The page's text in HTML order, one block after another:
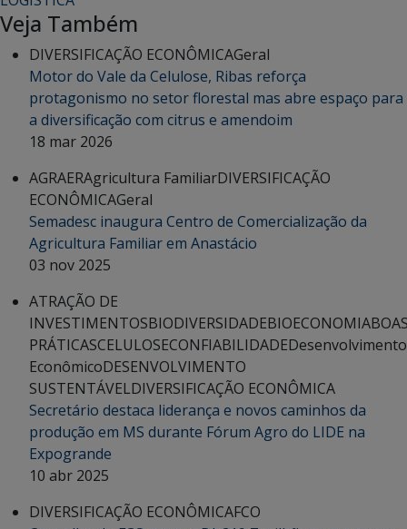
Veja Também
DIVERSIFICAÇÃO ECONÔMICAGeral
Motor do Vale da Celulose, Ribas reforça
protagonismo no setor florestal mas abre espaço para
a diversificação com citrus e amendoim
18 mar 2026
AGRAERAgricultura FamiliarDIVERSIFICAÇÃO
ECONÔMICAGeral
Semadesc inaugura Centro de Comercialização da
Agricultura Familiar em Anastácio
03 nov 2025
ATRAÇÃO DE
INVESTIMENTOSBIODIVERSIDADEBIOECONOMIA
PRÁTICASCELULOSECONFIABILIDADEDesenvolvimento
EconômicoDESENVOLVIMENTO
SUSTENTÁVELDIVERSIFICAÇÃO ECONÔMICA
Secretário destaca liderança e novos caminhos da
produção em MS durante Fórum Agro do LIDE na
Expogrande
10 abr 2025
DIVERSIFICAÇÃO ECONÔMICAFCO